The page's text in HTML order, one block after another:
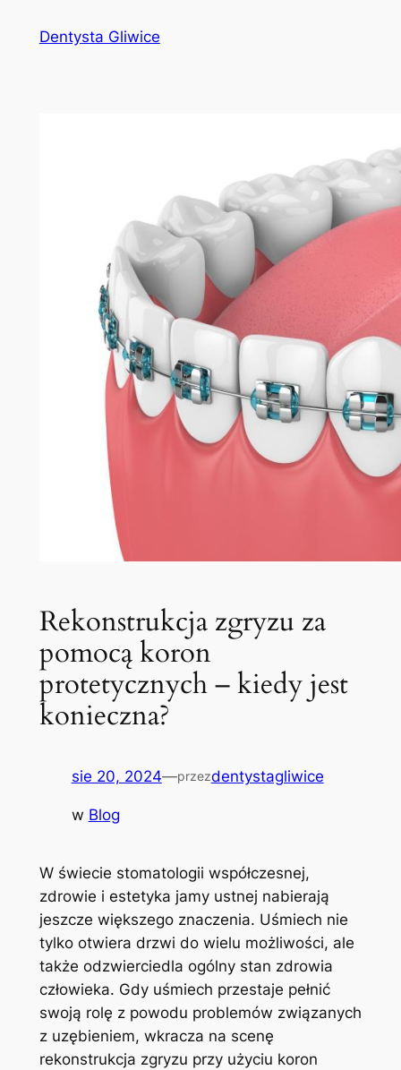
Dentysta Gliwice
Rekonstrukcja zgryzu za
pomocą koron
protetycznych – kiedy jest
konieczna?
sie 20, 2024—przezdentystagliwice
w Blog
W świecie stomatologii współczesnej,
zdrowie i estetyka jamy ustnej nabierają
jeszcze‍ większego znaczenia. Uśmiech nie
tylko otwiera drzwi do wielu możliwości, ale
także odzwierciedla ogólny stan zdrowia
człowieka. Gdy uśmiech przestaje pełnić
swoją rolę z powodu problemów związanych
z uzębieniem, wkracza na scenę
rekonstrukcja zgryzu przy ⁤użyciu koron